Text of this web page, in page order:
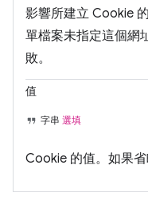
影響所建立 Cookie
單檔案未指定這個網
敗。
值
字串 選填
Cookie 的值。如果省